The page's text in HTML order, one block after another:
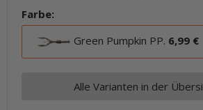
Farbe:
Green Pumpkin PP. 6,99 €
Alle Varianten in der